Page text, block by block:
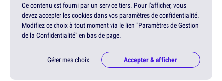
Ce contenu est fourni par un service tiers. Pour l'afficher, vous
devez accepter les cookies dans vos paramètres de confidentialité.
Modifiez ce choix à tout moment via le lien "Paramètres de Gestion
de la Confidentialité" en bas de page.
Gérer mes choix Accepter & afficher